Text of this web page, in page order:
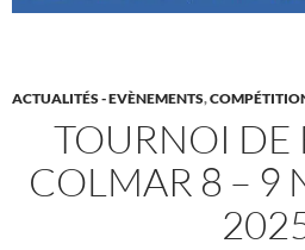
ACTUALITÉS - EVÈNEMENTS,
TOURNOI DE
COLMAR 8 – 9